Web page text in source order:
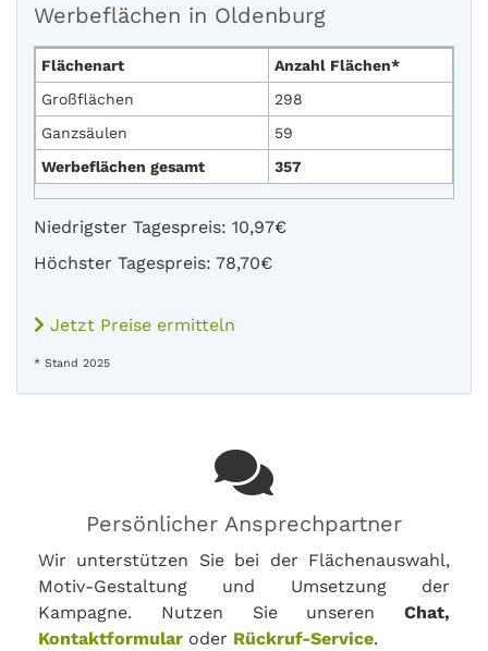
Werbeflächen in Oldenburg
Flächenart
Anzahl Flächen*
Großflächen
298
Ganzsäulen
59
Werbeflächen gesamt
357
Niedrigster Tagespreis: 10,97€
Höchster Tagespreis: 78,70€
Jetzt Preise ermitteln
* Stand 2025
Persönlicher Ansprechpartner
Wir unterstützen Sie bei der Flächenauswahl,
Motiv-Gestaltung und Umsetzung der
Kampagne. Nutzen Sie unseren Chat,
Kontaktformular oder Rückruf-Service.